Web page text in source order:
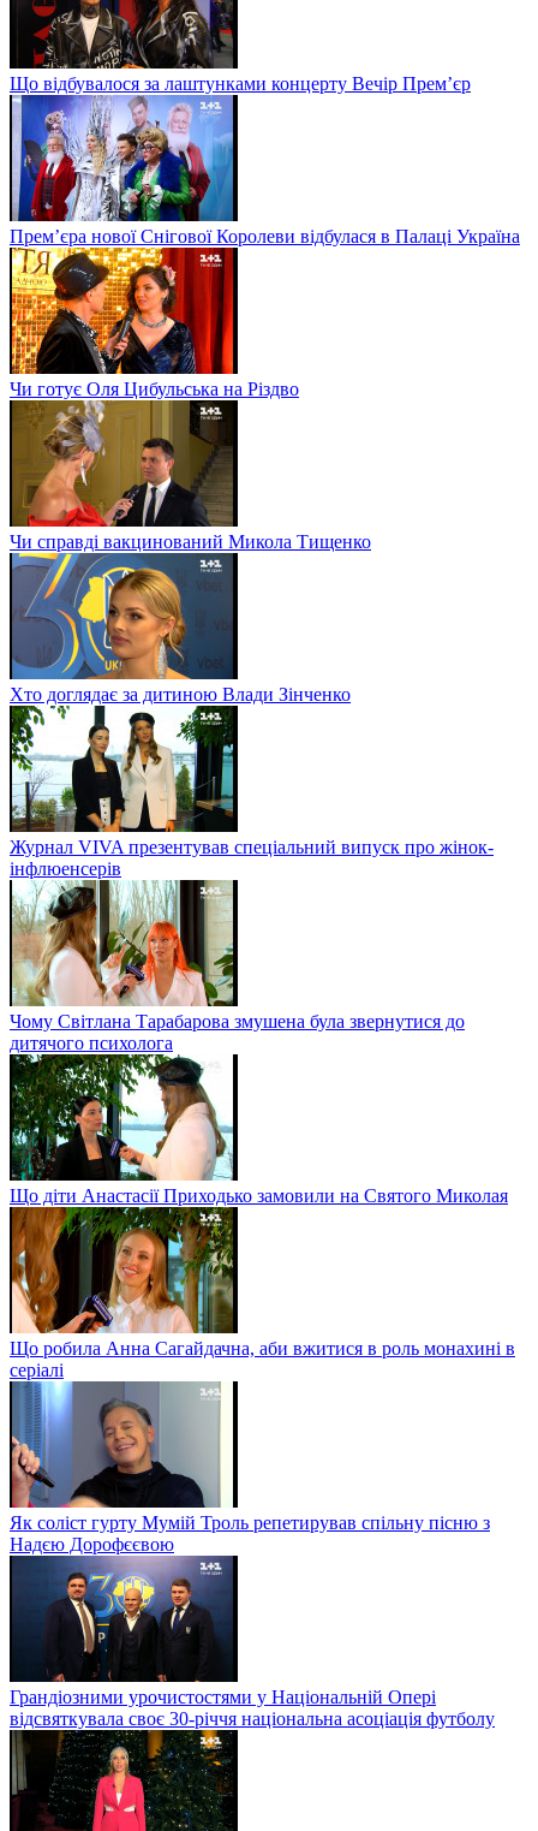
Що відбувалося за лаштунками концерту Вечір Прем’єр
Прем’єра нової Снігової Королеви відбулася в Палаці Україна
Чи готує Оля Цибульська на Різдво
Чи справді вакцинований Микола Тищенко
Хто доглядає за дитиною Влади Зінченко
Журнал VIVA презентував спеціальний випуск про жінок-
інфлюенсерів
Чому Світлана Тарабарова змушена була звернутися до
дитячого психолога
Що діти Анастасії Приходько замовили на Святого Миколая
Що робила Анна Сагайдачна, аби вжитися в роль монахині в
серіалі
Як соліст гурту Мумій Троль репетирував спільну пісню з
Надєю Дорофєєвою
Грандіозними урочистостями у Національній Опері
відсвяткувала своє 30-річчя національна асоціація футболу